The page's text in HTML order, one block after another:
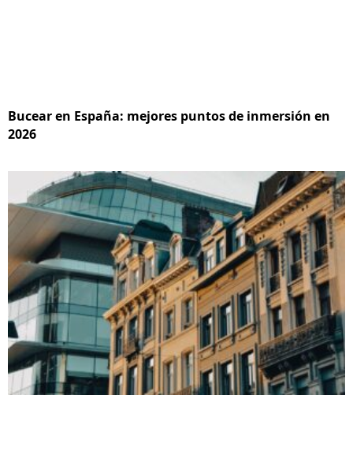
Bucear en España: mejores puntos de inmersión en
2026